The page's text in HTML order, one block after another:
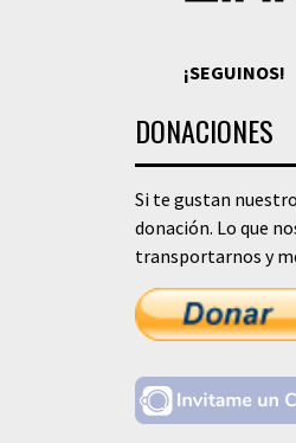
¡SEGUINOS!
DONACIONES
Si te gustan
donación. Lo que
transportarnos y